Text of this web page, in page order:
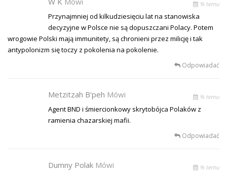
% temu
Przynajmniej od kilkudziesięciu lat na stanowiska
decyzyjne w Polsce nie są dopuszczani Polacy. Potem
wrogowie Polski mają immunitety, są chronieni przez milicję i tak
antypolonizm się toczy z pokolenia na pokolenie.
Odpowiadać
Metzitzah B'peh Mówi % temu
Agent BND i śmiercionkowy skrytobójca Polaków z
ramienia chazarskiej mafii.
Odpowiadać
Dumny Polak Mówi % temu